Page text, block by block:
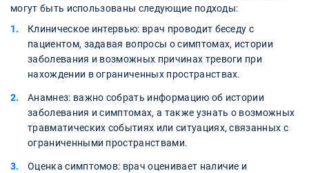
могут быть использованы следующие подходы:
Клиническое интервью: врач проводит беседу с
пациентом, задавая вопросы о симптомах, истории
заболевания и возможных причинах тревоги при
нахождении в ограниченных пространствах.
Анамнез: важно собрать информацию об истории
заболевания и симптомах, а также узнать о возможных
травматических событиях или ситуациях, связанных с
ограниченными пространствами.
Оценка симптомов: врач оценивает наличие и